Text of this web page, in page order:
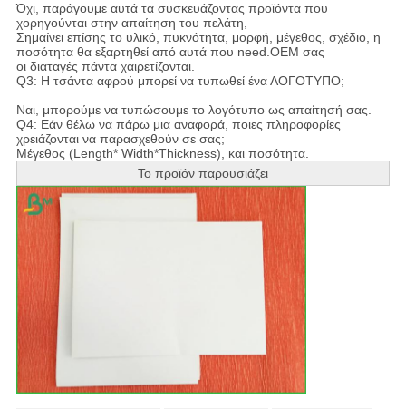
Όχι, παράγουμε αυτά τα συσκευάζοντας προϊόντα που
χορηγούνται στην απαίτηση του πελάτη,
Σημαίνει επίσης το υλικό, πυκνότητα, μορφή, μέγεθος, σχέδιο, η
ποσότητα θα εξαρτηθεί από αυτά που need.OEM σας
οι διαταγές πάντα χαιρετίζονται.
Q3: Η τσάντα αφρού μπορεί να τυπωθεί ένα ΛΟΓΟΤΥΠΟ;
Ναι, μπορούμε να τυπώσουμε το λογότυπο ως απαίτησή σας.
Q4: Εάν θέλω να πάρω μια αναφορά, ποιες πληροφορίες
χρειάζονται να παρασχεθούν σε σας;
Μέγεθος (Length* Width*Thickness), και ποσότητα.
Το προϊόν παρουσιάζει